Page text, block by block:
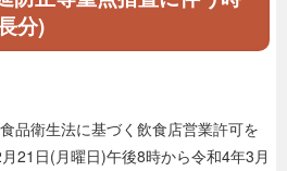
分)
品衛生法に基づく飲食店営業許可を
21日(月曜日)午後8時から令和4年3月